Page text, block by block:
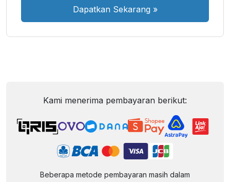
Dapatkan Sekarang »
Kami menerima pembayaran berikut:
Beberapa metode pembayaran masih dalam